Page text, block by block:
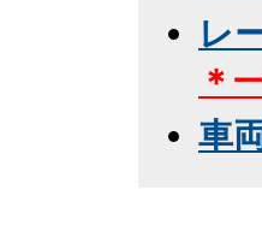
レ
＊
車